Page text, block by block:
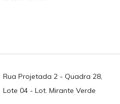
Rua Projetada 2 - Quadra 28,
Lote 04 - Lot. Mirante Verde